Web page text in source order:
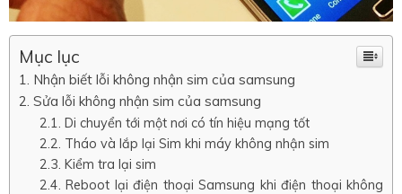
Mục lục
Nhận biết lỗi không nhận sim của samsung
Sửa lỗi không nhận sim của samsung
Di chuyển tới một nơi có tín hiệu mạng tốt
Tháo và lắp lại Sim khi máy không nhận sim
Kiểm tra lại sim
Reboot lại điện thoại Samsung khi điện thoại không